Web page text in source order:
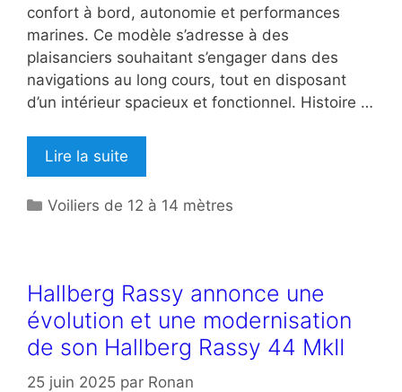
confort à bord, autonomie et performances
marines. Ce modèle s’adresse à des
plaisanciers souhaitant s’engager dans des
navigations au long cours, tout en disposant
d’un intérieur spacieux et fonctionnel. Histoire …
Lire la suite
Catégories
Voiliers de 12 à 14 mètres
Hallberg Rassy annonce une
évolution et une modernisation
de son Hallberg Rassy 44 MkII
25 juin 2025 par Ronan